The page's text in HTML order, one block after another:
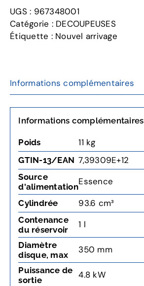
K970
Découpeuse
professionnelle
UGS : 967348001
Catégorie : DECOUPEUSES
Étiquette : Nouvel arrivage
Informations complémentaires
Informations complémentaires
Poids 11 kg
GTIN-13/EAN 7,39309E+12
Source
d'alimentationEssence
Cylindrée 93.6 cm³
Contenance
du réservoir
1 l
Diamètre
disque, max
350 mm
Puissance de
sortie
4.8 kW